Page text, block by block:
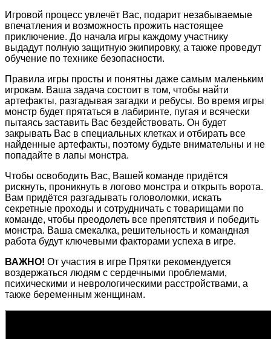
Игровой процесс увлечёт Вас, подарит незабываемые
впечатления и возможность прожить настоящее
приключение. До начала игры каждому участнику
выдадут полную защитную экипировку, а также проведут
обучение по технике безопасности.
Правила игры просты и понятны даже самым маленьким
игрокам. Ваша задача состоит в том, чтобы найти
артефакты, разгадывая загадки и ребусы. Во время игры
монстр будет прятаться в лабиринте, пугая и всячески
пытаясь заставить Вас бездействовать. Он будет
закрывать Вас в специальных клетках и отбирать все
найденные артефакты, поэтому будьте внимательны и не
попадайте в лапы монстра.
Чтобы освободить Вас, Вашей команде придётся
рискнуть, проникнуть в логово монстра и открыть ворота.
Вам придётся разгадывать головоломки, искать
секретные проходы и сотрудничать с товарищами по
команде, чтобы преодолеть все препятствия и победить
монстра. Ваша смекалка, решительность и командная
работа будут ключевыми факторами успеха в игре.
ВАЖНО! От участия в игре Прятки рекомендуется
воздержаться людям с сердечными проблемами,
психическими и неврологическими расстройствами, а
также беременным женщинам.